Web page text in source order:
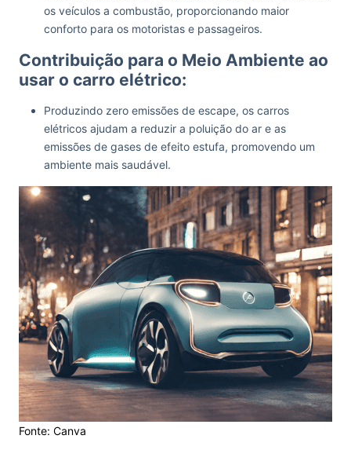
os veículos a combustão, proporcionando maior
conforto para os motoristas e passageiros.
Contribuição para o Meio Ambiente ao
usar o carro elétrico:
Produzindo zero emissões de escape, os carros
elétricos ajudam a reduzir a poluição do ar e as
emissões de gases de efeito estufa, promovendo um
ambiente mais saudável.
Fonte: Canva